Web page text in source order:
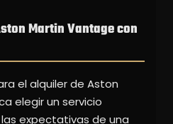
Martin Vantage con
el alquiler de Aston
elegir un servicio
expectativas de una